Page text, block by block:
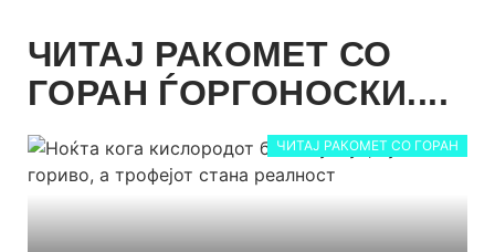
ЧИТАЈ РАКОМЕТ СО
ГОРАН ЃОРГОНОСКИ....
ЧИТАЈ РАКОМЕТ СО ГОРАН